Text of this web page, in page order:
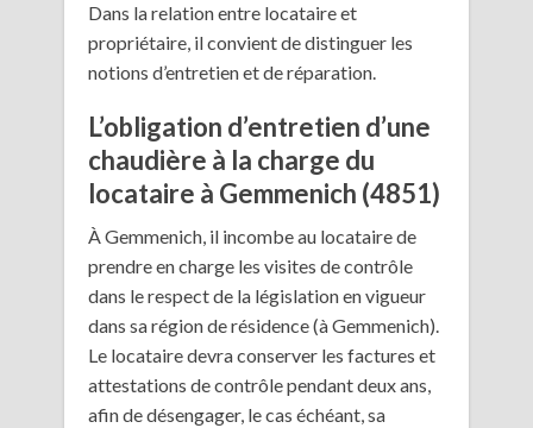
Dans la relation entre locataire et
propriétaire, il convient de distinguer les
notions d’entretien et de réparation.
L’obligation d’entretien d’une
chaudière à la charge du
locataire à Gemmenich (4851)
À Gemmenich, il incombe au locataire de
prendre en charge les visites de contrôle
dans le respect de la législation en vigueur
dans sa région de résidence (à Gemmenich).
Le locataire devra conserver les factures et
attestations de contrôle pendant deux ans,
afin de désengager, le cas échéant, sa